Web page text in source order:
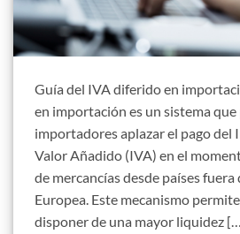
Guía del IVA diferido en
en importación es un sistema
importadores aplazar el pago del
Valor Añadido (IVA) en el
de mercancías desde países fuera
Europea. Este mecanismo
disponer de una mayor liquidez